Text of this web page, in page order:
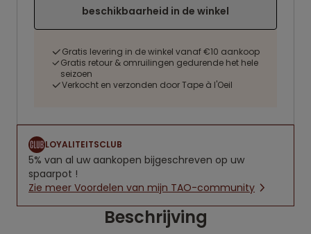
beschikbaarheid in de winkel
Gratis levering in de winkel vanaf €10 aankoop
Gratis retour & omruilingen gedurende het hele
seizoen
Verkocht en verzonden door Tape à l'Oeil
LOYALITEITSCLUB
5% van al uw aankopen bijgeschreven op uw
spaarpot !
Zie meer Voordelen van mijn TAO-community
Beschrijving